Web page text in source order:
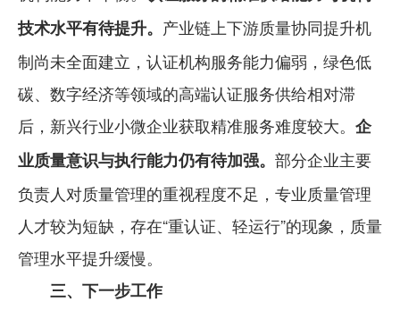
技术水平有待提升。 产业链上下游质量协同提升机
制尚未全面建立，认证机构服务能力偏弱，绿色低
碳、数字经济等领域的高端认证服务供给相对滞
后，新兴行业小微企业获取精准服务难度较大。 企
业质量意识与执行能力仍有待加强。 部分企业主要
负责人对质量管理的重视程度不足，专业质量管理
人才较为短缺，存在“重认证、轻运行”的现象，质量
管理水平提升缓慢。
三、下一步工作